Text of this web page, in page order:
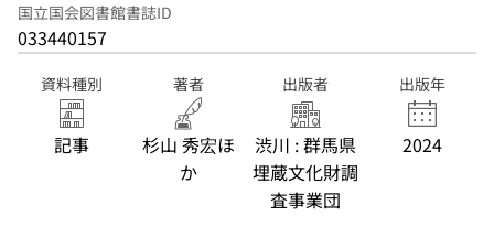
国立国会図書館書誌ID
033440157
資料種別
記事
著者
杉山 秀宏ほ
か
出版者
渋川 : 群馬県
埋蔵文化財調
査事業団
出版年
2024